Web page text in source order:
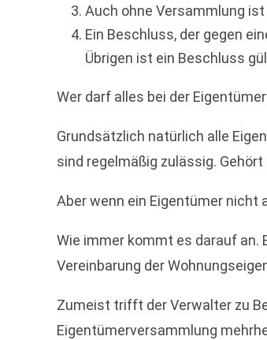
Auch ohne Versammlung
Ein Beschluss, der gegen
Übrigen ist ein Beschluss
Wer darf alles bei der
Grundsätzlich natürlich alle
sind regelmäßig zulässig.
Aber wenn ein Eigentümer nicht
Wie immer kommt es darauf an.
Vereinbarung der
Zumeist trifft der Verwalter zu
Eigentümerversammlung